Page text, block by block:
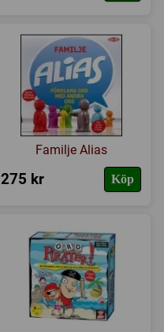
Familje Alias
275 kr Köp